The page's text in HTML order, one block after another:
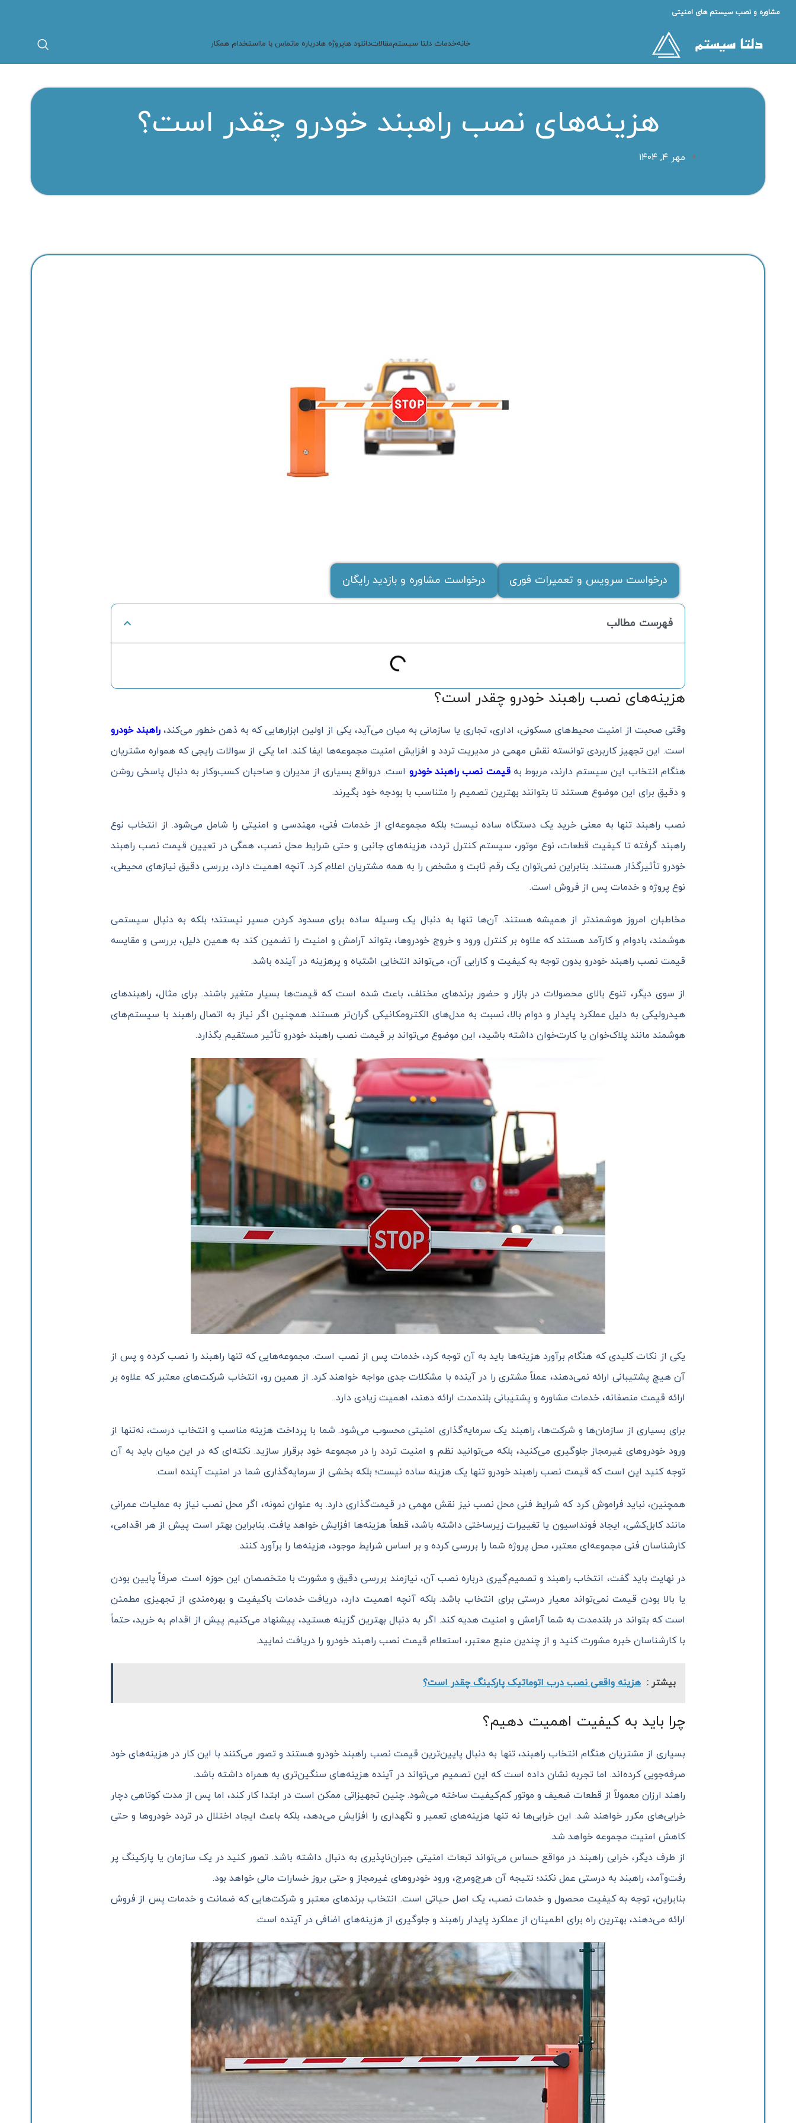
مشاوره و نصب سیستم های امنیتی
خانهخدمات دلتا سیستممقالاتدانلود هاپروژه هادرباره ماتماس با مااستخدام همکار
هزینه‌های نصب راهبند خودرو چقدر است؟
مهر ۴, ۱۴۰۴
درخواست سرویس و تعمیرات فوری درخواست مشاوره و بازدید رایگان
فهرست مطالب
هزینه‌های نصب راهبند خودرو چقدر است؟
وقتی صحبت از امنیت محیط‌های مسکونی، اداری، تجاری یا سازمانی به میان می‌آید، یکی از اولین ابزارهایی که به ذهن خطور می‌کند، راهبند خودرو
است. این تجهیز کاربردی توانسته نقش مهمی در مدیریت تردد و افزایش امنیت مجموعه‌ها ایفا کند. اما یکی از سوالات رایجی که همواره مشتریان
هنگام انتخاب این سیستم دارند، مربوط بهقیمت نصب راهبند خودرو است. درواقع بسیاری از مدیران و صاحبان کسب‌وکار به دنبال پاسخی روشن
و دقیق برای این موضوع هستند تا بتوانند بهترین تصمیم را متناسب با بودجه خود بگیرند.
نصب راهبند تنها به معنی خرید یک دستگاه ساده نیست؛ بلکه مجموعه‌ای از خدمات فنی، مهندسی و امنیتی را شامل می‌شود. از انتخاب نوع
راهبند گرفته تا کیفیت قطعات، نوع موتور، سیستم کنترل تردد، هزینه‌های جانبی و حتی شرایط محل نصب، همگی در تعیین قیمت نصب راهبند
خودرو تأثیرگذار هستند. بنابراین نمی‌توان یک رقم ثابت و مشخص را به همه مشتریان اعلام کرد. آنچه اهمیت دارد، بررسی دقیق نیازهای محیطی،
نوع پروژه و خدمات پس از فروش است.
مخاطبان امروز هوشمندتر از همیشه هستند. آن‌ها تنها به دنبال یک وسیله ساده برای مسدود کردن مسیر نیستند؛ بلکه به دنبال سیستمی
هوشمند، بادوام و کارآمد هستند که علاوه بر کنترل ورود و خروج خودروها، بتواند آرامش و امنیت را تضمین کند. به همین دلیل، بررسی و مقایسه
قیمت نصب راهبند خودرو بدون توجه به کیفیت و کارایی آن، می‌تواند انتخابی اشتباه و پرهزینه در آینده باشد.
از سوی دیگر، تنوع بالای محصولات در بازار و حضور برندهای مختلف، باعث شده است که قیمت‌ها بسیار متغیر باشند. برای مثال، راهبندهای
هیدرولیکی به دلیل عملکرد پایدار و دوام بالا، نسبت به مدل‌های الکترومکانیکی گران‌تر هستند. همچنین اگر نیاز به اتصال راهبند با سیستم‌های
هوشمند مانند پلاک‌خوان یا کارت‌خوان داشته باشید، این موضوع می‌تواند بر قیمت نصب راهبند خودرو تأثیر مستقیم بگذارد.
یکی از نکات کلیدی که هنگام برآورد هزینه‌ها باید به آن توجه کرد، خدمات پس از نصب است. مجموعه‌هایی که تنها راهبند را نصب کرده و پس از
آن هیچ پشتیبانی ارائه نمی‌دهند، عملاً مشتری را در آینده با مشکلات جدی مواجه خواهند کرد. از همین رو، انتخاب شرکت‌های معتبر که علاوه بر
ارائه قیمت منصفانه، خدمات مشاوره و پشتیبانی بلندمدت ارائه دهند، اهمیت زیادی دارد.
برای بسیاری از سازمان‌ها و شرکت‌ها، راهبند یک سرمایه‌گذاری امنیتی محسوب می‌شود. شما با پرداخت هزینه مناسب و انتخاب درست، نه‌تنها از
ورود خودروهای غیرمجاز جلوگیری می‌کنید، بلکه می‌توانید نظم و امنیت تردد را در مجموعه خود برقرار سازید. نکته‌ای که در این میان باید به آن
توجه کنید این است که قیمت نصب راهبند خودرو تنها یک هزینه ساده نیست؛ بلکه بخشی از سرمایه‌گذاری شما در امنیت آینده است.
همچنین، نباید فراموش کرد که شرایط فنی محل نصب نیز نقش مهمی در قیمت‌گذاری دارد. به عنوان نمونه، اگر محل نصب نیاز به عملیات عمرانی
مانند کابل‌کشی، ایجاد فونداسیون یا تغییرات زیرساختی داشته باشد، قطعاً هزینه‌ها افزایش خواهد یافت. بنابراین بهتر است پیش از هر اقدامی،
کارشناسان فنی مجموعه‌ای معتبر، محل پروژه شما را بررسی کرده و بر اساس شرایط موجود، هزینه‌ها را برآورد کنند.
در نهایت باید گفت، انتخاب راهبند و تصمیم‌گیری درباره نصب آن، نیازمند بررسی دقیق و مشورت با متخصصان این حوزه است. صرفاً پایین بودن
یا بالا بودن قیمت نمی‌تواند معیار درستی برای انتخاب باشد. بلکه آنچه اهمیت دارد، دریافت خدمات باکیفیت و بهره‌مندی از تجهیزی مطمئن
است که بتواند در بلندمدت به شما آرامش و امنیت هدیه کند. اگر به دنبال بهترین گزینه هستید، پیشنهاد می‌کنیم پیش از اقدام به خرید، حتماً
با کارشناسان خبره مشورت کنید و از چندین منبع معتبر، استعلام قیمت نصب راهبند خودرو را دریافت نمایید.
بیشتر : هزینه واقعی نصب درب اتوماتیک پارکینگ چقدر است؟
چرا باید به کیفیت اهمیت دهیم؟
بسیاری از مشتریان هنگام انتخاب راهبند، تنها به دنبال پایین‌ترین قیمت نصب راهبند خودرو هستند و تصور می‌کنند با این کار در هزینه‌های خود
صرفه‌جویی کرده‌اند. اما تجربه نشان داده است که این تصمیم می‌تواند در آینده هزینه‌های سنگین‌تری به همراه داشته باشد.
راهند ارزان معمولاً از قطعات ضعیف و موتور کم‌کیفیت ساخته می‌شود. چنین تجهیزاتی ممکن است در ابتدا کار کند، اما پس از مدت کوتاهی دچار
خرابی‌های مکرر خواهند شد. این خرابی‌ها نه تنها هزینه‌های تعمیر و نگهداری را افزایش می‌دهد، بلکه باعث ایجاد اختلال در تردد خودروها و حتی
کاهش امنیت مجموعه خواهد شد.
از طرف دیگر، خرابی راهبند در مواقع حساس می‌تواند تبعات امنیتی جبران‌ناپذیری به دنبال داشته باشد. تصور کنید در یک سازمان یا پارکینگ پر
رفت‌وآمد، راهبند به درستی عمل نکند؛ نتیجه آن هرج‌ومرج، ورود خودروهای غیرمجاز و حتی بروز خسارات مالی خواهد بود.
بنابراین، توجه به کیفیت محصول و خدمات نصب، یک اصل حیاتی است. انتخاب برندهای معتبر و شرکت‌هایی که ضمانت و خدمات پس از فروش
ارائه می‌دهند، بهترین راه برای اطمینان از عملکرد پایدار راهبند و جلوگیری از هزینه‌های اضافی در آینده است.